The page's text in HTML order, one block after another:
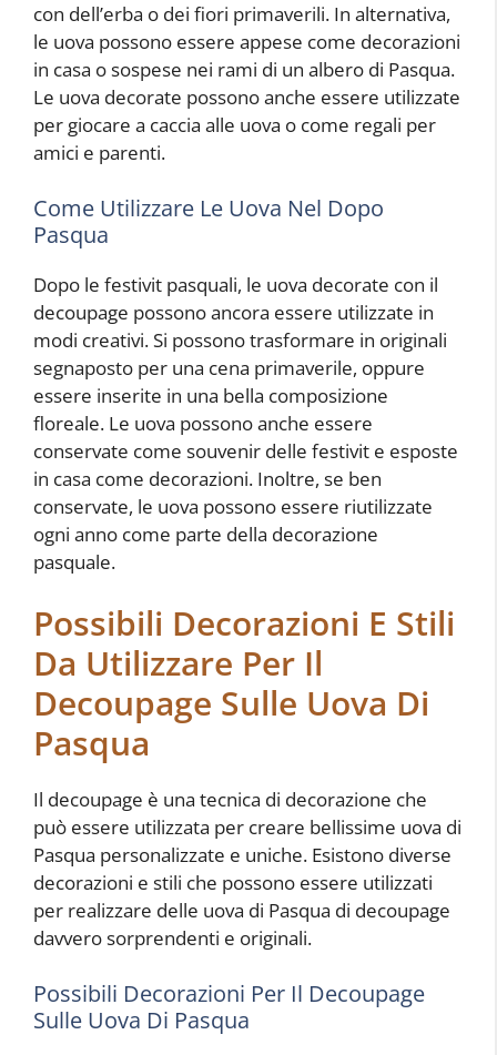
con dell’erba o dei fiori primaverili. In alternativa,
le uova possono essere appese come decorazioni
in casa o sospese nei rami di un albero di Pasqua.
Le uova decorate possono anche essere utilizzate
per giocare a caccia alle uova o come regali per
amici e parenti.
Come Utilizzare Le Uova Nel Dopo
Pasqua
Dopo le festivit pasquali, le uova decorate con il
decoupage possono ancora essere utilizzate in
modi creativi. Si possono trasformare in originali
segnaposto per una cena primaverile, oppure
essere inserite in una bella composizione
floreale. Le uova possono anche essere
conservate come souvenir delle festivit e esposte
in casa come decorazioni. Inoltre, se ben
conservate, le uova possono essere riutilizzate
ogni anno come parte della decorazione
pasquale.
Possibili Decorazioni E Stili
Da Utilizzare Per Il
Decoupage Sulle Uova Di
Pasqua
Il decoupage è una tecnica di decorazione che
può essere utilizzata per creare bellissime uova di
Pasqua personalizzate e uniche. Esistono diverse
decorazioni e stili che possono essere utilizzati
per realizzare delle uova di Pasqua di decoupage
davvero sorprendenti e originali.
Possibili Decorazioni Per Il Decoupage
Sulle Uova Di Pasqua